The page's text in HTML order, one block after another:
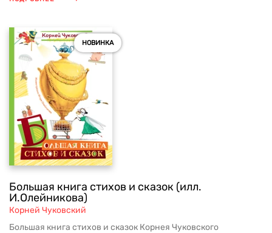
НОВИНКА
Большая книга стихов и сказок (илл.
И.Олейникова)
Корней Чуковский
Большая книга стихов и сказок Корнея Чуковского